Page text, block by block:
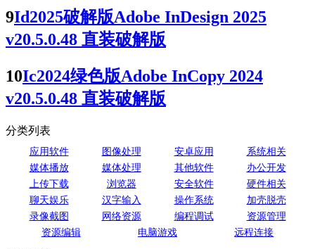
9Id2025破解版Adobe InDesign 2025
v20.5.0.48 直装破解版
10Ic2024绿色版Adobe InCopy 2024
v20.5.0.48 直装破解版
分类列表
应用软件 图像处理 安卓应用
系统相关
媒体播放
媒体处理 其他软件
办公开发
上传下载
浏览器 安全软件
硬件相关
聊天娱乐
汉字输入 操作系统
加壳脱壳
录像截图
网络资源 编程调试
资源管理
资源编辑
电脑游戏 远程连接